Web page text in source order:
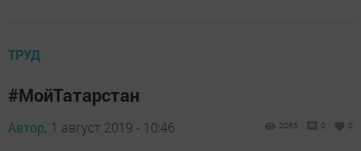
ТРУД
#МойТатарстан
Автор, 1 август 2019 - 10:46 2065 0 0